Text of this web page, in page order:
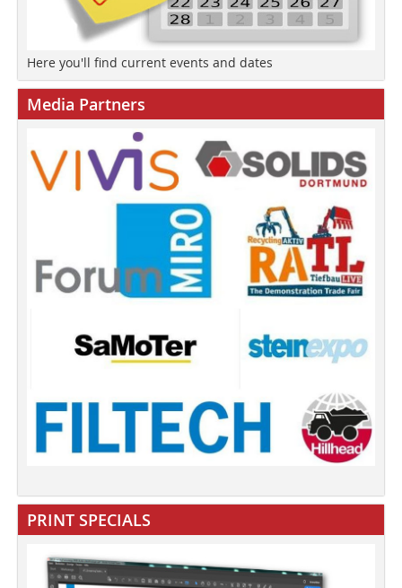
Here you'll find current events and dates
Media Partners
PRINT SPECIALS